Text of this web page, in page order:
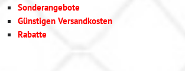
Sonderangebote
Günstigen Versandkosten
Rabatte